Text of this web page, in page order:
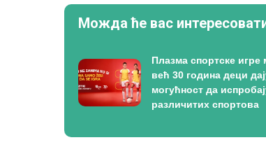
Можда ће вас
Плазма спортске игре
већ 30 година деци
могућност да
различитих спортова